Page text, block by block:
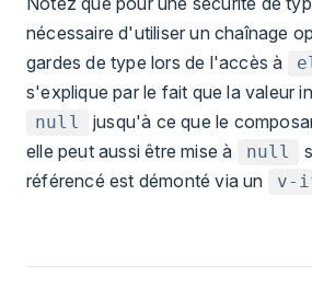
nécessaire d'utiliser un chaînage
gardes de type lors de l'accès à
s'explique par le fait que la valeur
null
jusqu'à ce que le
elle peut aussi être mise à
null
référencé est démonté via un
v-